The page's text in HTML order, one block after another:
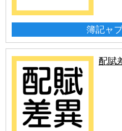
簿記ャ
配賦